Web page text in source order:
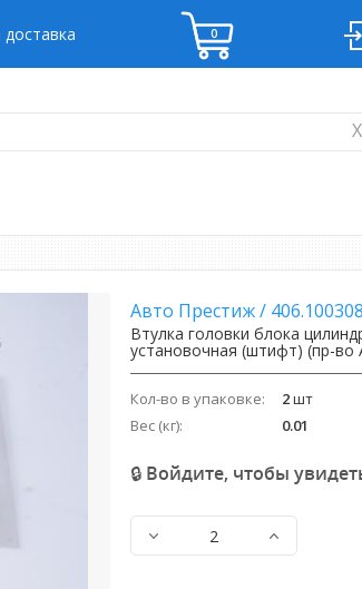
X
Авто Престиж/
Втулка головки блока
установочная (штифт) (пр-во
Кол-во в упаковке: 2шт
Вес (кг):
0.01
🔒 Войдите, чтобы